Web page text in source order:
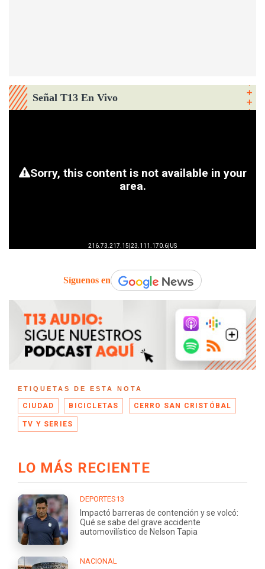
Señal T13 En Vivo
Síguenos en
ETIQUETAS DE ESTA NOTA
CIUDAD BICICLETAS CERRO SAN CRISTÓBAL
TV Y SERIES
LO MÁS RECIENTE
DEPORTES13
Impactó barreras de contención y se volcó:
Qué se sabe del grave accidente
automovilístico de Nelson Tapia
NACIONAL